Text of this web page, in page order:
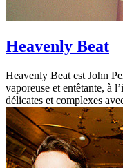
Heavenly Beat
Heavenly Beat est John
vaporeuse et entêtante, à
délicates et complexes